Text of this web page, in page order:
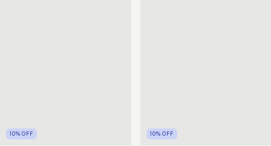
10% OFF 10% OFF